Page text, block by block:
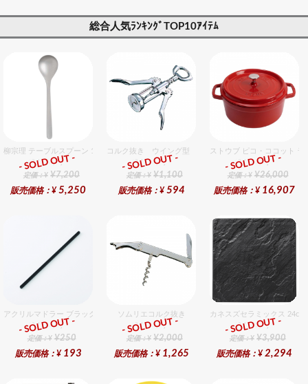
総合人気ﾗﾝｷﾝｸﾞTOP10ｱｲﾃﾑ
柳宗理 テーブルスプーン 12個入りセット
総合ﾗﾝｷﾝｸﾞ
定価：¥ ¥7,200
販売価格：¥ 5,250
- SOLD OUT -
コルク抜き ウイング型 クローム
総合ﾗﾝｷﾝｸﾞ
定価：¥ ¥1,100
販売価格：¥ 594
- SOLD OUT -
ストウブ ピコ・ココット ラ
総合ﾗﾝｷﾝｸﾞ
定価：¥ ¥26,000
販売価格：¥ 16,907
- SOLD OUT -
アクリルマドラー ブラック
総合ﾗﾝｷﾝｸﾞ
定価：¥ ¥250
販売価格：¥ 193
- SOLD OUT -
ソムリエコルク抜き
総合ﾗﾝｷﾝｸﾞ
定価：¥ ¥2,000
販売価格：¥ 1,265
- SOLD OUT -
カネスズセラミックス
総合ﾗﾝｷﾝｸﾞ
定価：¥ ¥3,900
販売価格：¥ 2,294
- SOLD OUT -